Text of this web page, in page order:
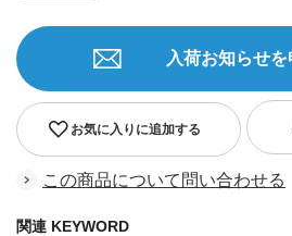
お気に入りに追加する
入荷お知らせ
この商品について問い合わせる
関連 KEYWORD